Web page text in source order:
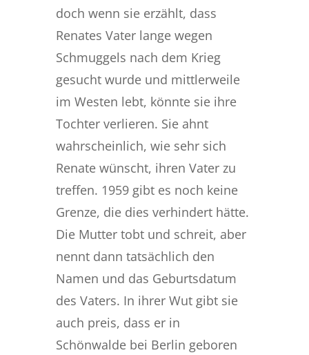
doch wenn sie erzählt, dass
Renates Vater lange wegen
Schmuggels nach dem Krieg
gesucht wurde und mittlerweile
im Westen lebt, könnte sie ihre
Tochter verlieren. Sie ahnt
wahrscheinlich, wie sehr sich
Renate wünscht, ihren Vater zu
treffen. 1959 gibt es noch keine
Grenze, die dies verhindert hätte.
Die Mutter tobt und schreit, aber
nennt dann tatsächlich den
Namen und das Geburtsdatum
des Vaters. In ihrer Wut gibt sie
auch preis, dass er in
Schönwalde bei Berlin geboren